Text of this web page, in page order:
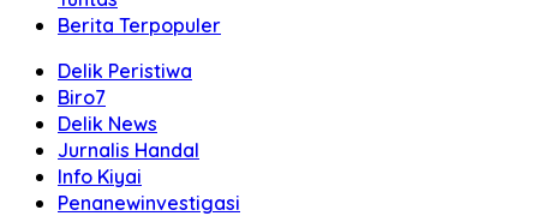
Berita Terpopuler
Delik Peristiwa
Biro7
Delik News
Jurnalis Handal
Info Kiyai
Penanewinvestigasi